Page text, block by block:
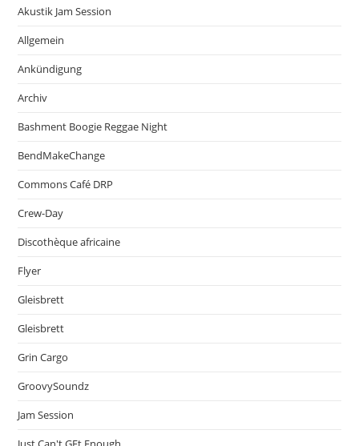
Akustik Jam Session
Allgemein
Ankündigung
Archiv
Bashment Boogie Reggae Night
BendMakeChange
Commons Café DRP
Crew-Day
Discothèque africaine
Flyer
Gleisbrett
Gleisbrett
Grin Cargo
GroovySoundz
Jam Session